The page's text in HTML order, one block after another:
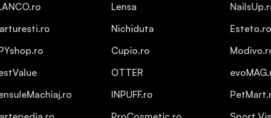
Lensa
Nichiduta
Cupio.ro
OTTER
INPUFF.ro
Esteto.ro